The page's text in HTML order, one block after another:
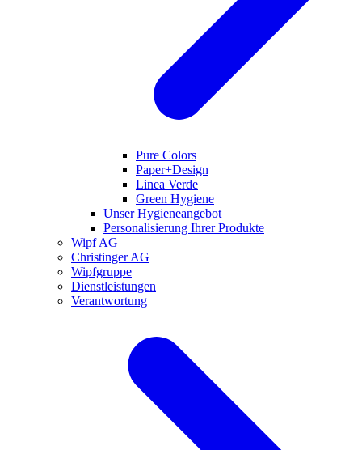
Pure Colors
Paper+Design
Linea Verde
Green Hygiene
Unser Hygieneangebot
Personalisierung Ihrer Produkte
Wipf AG
Christinger AG
Wipfgruppe
Dienstleistungen
Verantwortung